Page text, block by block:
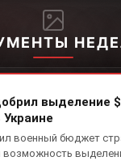
выделение
военный бюджет